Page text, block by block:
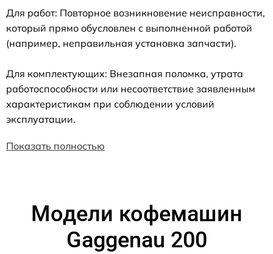
Для работ: Повторное возникновение неисправности,
который прямо обусловлен с выполненной работой
(например, неправильная установка запчасти).
Для комплектующих: Внезапная поломка, утрата
работоспособности или несоответствие заявленным
характеристикам при соблюдении условий
эксплуатации.
Показать полностью
Модели кофемашин
Gaggenau 200